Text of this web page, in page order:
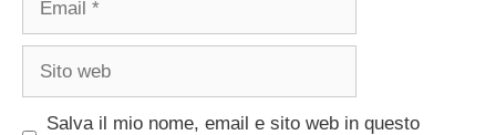
Salva il mio nome, email e sito web in questo